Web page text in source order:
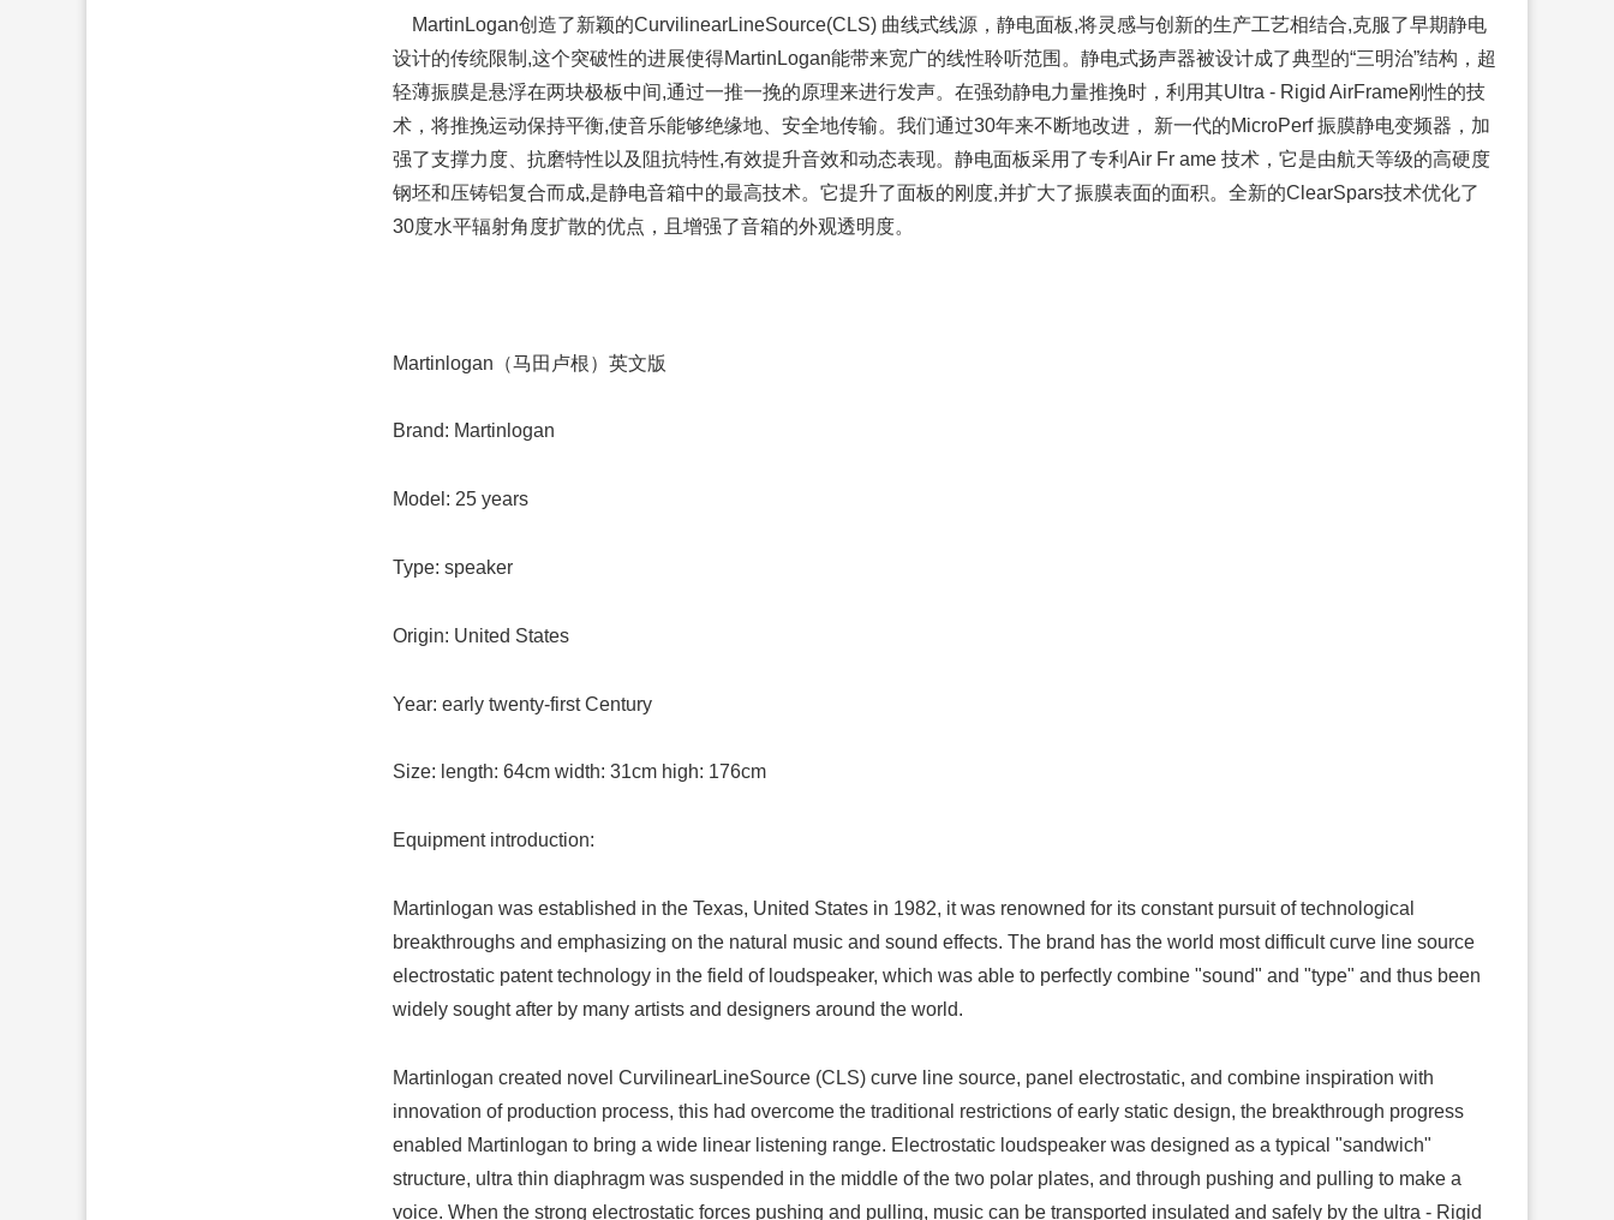
MartinLogan创造了新颖的CurvilinearLineSource(CLS) 曲线式线源，静电面板,将灵感与创新的生产工艺相结合,克服了早期静电
设计的传统限制,这个突破性的进展使得MartinLogan能带来宽广的线性聆听范围。静电式扬声器被设计成了典型的“三明治”结构，超
轻薄振膜是悬浮在两块极板中间,通过一推一挽的原理来进行发声。在强劲静电力量推挽时，利用其Ultra - Rigid AirFrame刚性的技
术，将推挽运动保持平衡,使音乐能够绝缘地、安全地传输。我们通过30年来不断地改进， 新一代的MicroPerf 振膜静电变频器，加
强了支撑力度、抗磨特性以及阻抗特性,有效提升音效和动态表现。静电面板采用了专利Air Fr ame 技术，它是由航天等级的高硬度
钢坯和压铸铝复合而成,是静电音箱中的最高技术。它提升了面板的刚度,并扩大了振膜表面的面积。全新的ClearSpars技术优化了
30度水平辐射角度扩散的优点，且增强了音箱的外观透明度。
Martinlogan（马田卢根）英文版
Brand: Martinlogan
Model: 25 years
Type: speaker
Origin: United States
Year: early twenty-first Century
Size: length: 64cm width: 31cm high: 176cm
Equipment introduction:
Martinlogan was established in the Texas, United States in 1982, it was renowned for its constant pursuit of technological
breakthroughs and emphasizing on the natural music and sound effects. The brand has the world most difficult curve line source
electrostatic patent technology in the field of loudspeaker, which was able to perfectly combine "sound" and "type" and thus been
widely sought after by many artists and designers around the world.
Martinlogan created novel CurvilinearLineSource (CLS) curve line source, panel electrostatic, and combine inspiration with
innovation of production process, this had overcome the traditional restrictions of early static design, the breakthrough progress
enabled Martinlogan to bring a wide linear listening range. Electrostatic loudspeaker was designed as a typical "sandwich"
structure, ultra thin diaphragm was suspended in the middle of the two polar plates, and through pushing and pulling to make a
voice. When the strong electrostatic forces pushing and pulling, music can be transported insulated and safely by the ultra - Rigid